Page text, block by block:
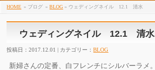
HOME » ブログ »BLOG » ウェディングネイル 12.1 清水
ウェディングネイル 12.1 清水
投稿日：2017.12.01 | カテゴリー：BLOG
新婦さんの定番、白フレンチにシルバーラメ。